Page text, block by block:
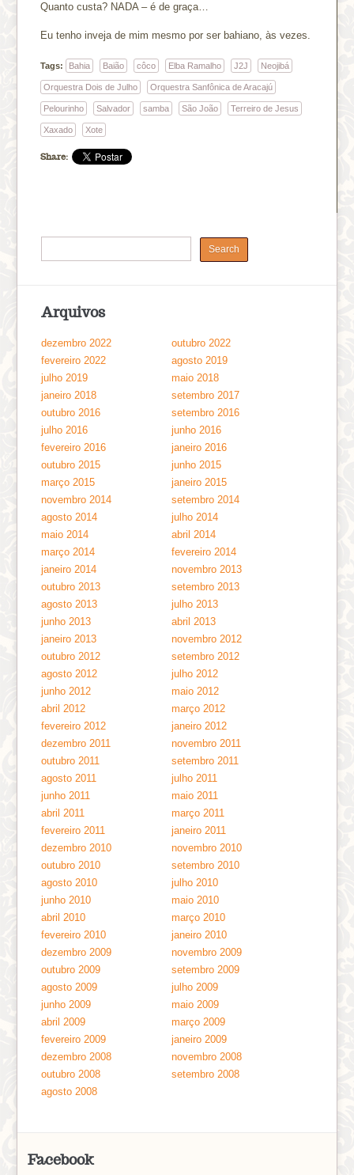
Quanto custa? NADA – é de graça…
Eu tenho inveja de mim mesmo por ser bahiano, às vezes.
Tags: Bahia Baião côco Elba Ramalho J2J Neojibá
Orquestra Dois de Julho Orquestra Sanfônica de Aracajú
Pelourinho Salvador samba São João Terreiro de Jesus
Xaxado Xote
Share:
Arquivos
dezembro 2022
outubro 2022
fevereiro 2022
agosto 2019
julho 2019
maio 2018
janeiro 2018
setembro 2017
outubro 2016
setembro 2016
julho 2016
junho 2016
fevereiro 2016
janeiro 2016
outubro 2015
junho 2015
março 2015
janeiro 2015
novembro 2014
setembro 2014
agosto 2014
julho 2014
maio 2014
abril 2014
março 2014
fevereiro 2014
janeiro 2014
novembro 2013
outubro 2013
setembro 2013
agosto 2013
julho 2013
junho 2013
abril 2013
janeiro 2013
novembro 2012
outubro 2012
setembro 2012
agosto 2012
julho 2012
junho 2012
maio 2012
abril 2012
março 2012
fevereiro 2012
janeiro 2012
dezembro 2011
novembro 2011
outubro 2011
setembro 2011
agosto 2011
julho 2011
junho 2011
maio 2011
abril 2011
março 2011
fevereiro 2011
janeiro 2011
dezembro 2010
novembro 2010
outubro 2010
setembro 2010
agosto 2010
julho 2010
junho 2010
maio 2010
abril 2010
março 2010
fevereiro 2010
janeiro 2010
dezembro 2009
novembro 2009
outubro 2009
setembro 2009
agosto 2009
julho 2009
junho 2009
maio 2009
abril 2009
março 2009
fevereiro 2009
janeiro 2009
dezembro 2008
novembro 2008
outubro 2008
setembro 2008
agosto 2008
Facebook